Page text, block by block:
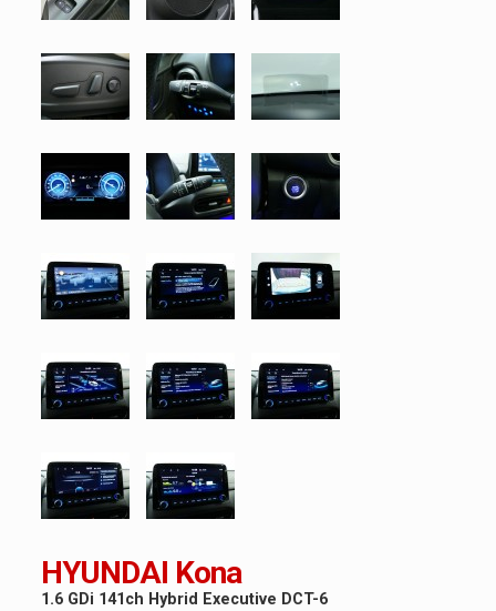
HYUNDAI Kona
1.6 GDi 141ch Hybrid Executive DCT-6